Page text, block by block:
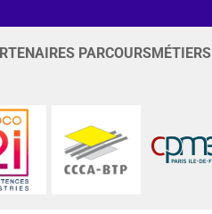
PARCOURSMÉTIERS